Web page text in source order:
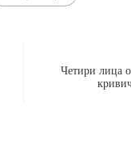
Четири лица